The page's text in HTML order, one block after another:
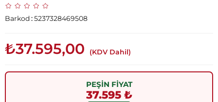
Barkod:5237328469508
₺37.595,00 (KDV Dahil)
PEŞİN FİYAT
37.595 ₺